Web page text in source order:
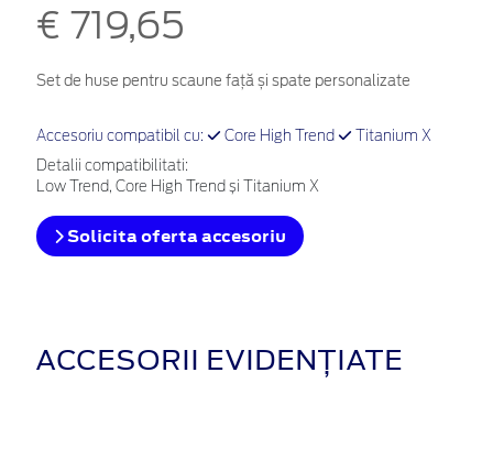
€ 719,65
Set de huse pentru scaune față și spate personalizate
Accesoriu compatibil cu: Core High Trend Titanium X
Detalii compatibilitati:
Low Trend, Core High Trend și Titanium X
Solicita oferta accesoriu
ACCESORII EVIDENȚIATE